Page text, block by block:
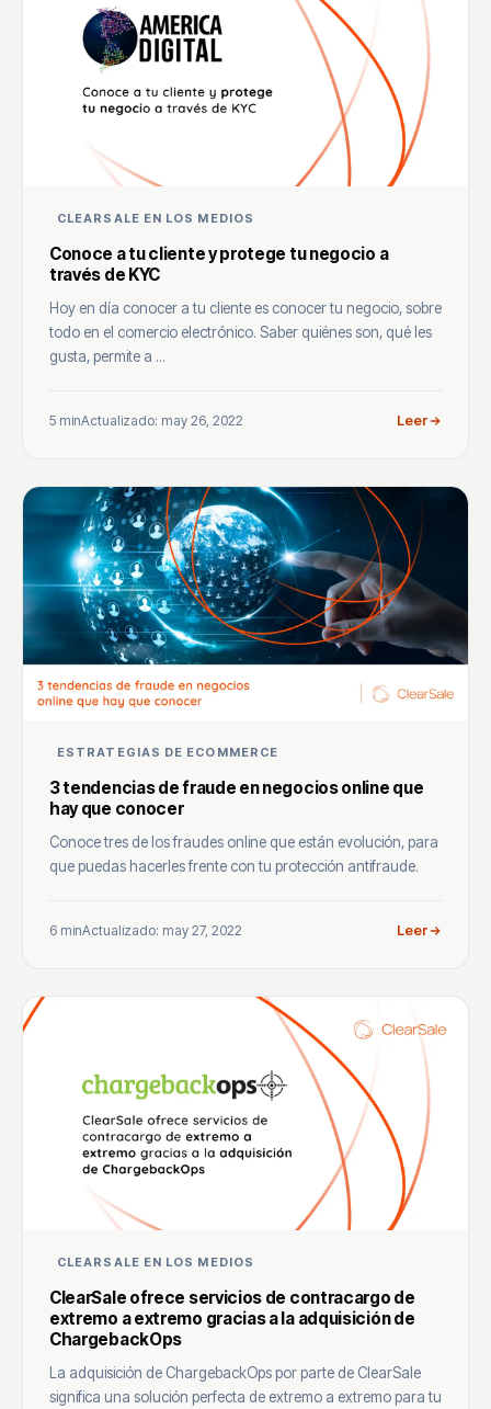
CLEARSALE EN LOS MEDIOS
Conoce a tu cliente y protege tu negocio a
través de KYC
Hoy en día conocer a tu cliente es conocer tu negocio, sobre
todo en el comercio electrónico. Saber quiénes son, qué les
gusta, permite a ...
5 minActualizado: may 26, 2022 Leer
ESTRATEGIAS DE ECOMMERCE
3 tendencias de fraude en negocios online que
hay que conocer
Conoce tres de los fraudes online que están evolución, para
que puedas hacerles frente con tu protección antifraude.
6 minActualizado: may 27, 2022 Leer
CLEARSALE EN LOS MEDIOS
ClearSale ofrece servicios de contracargo de
extremo a extremo gracias a la adquisición de
ChargebackOps
La adquisición de ChargebackOps por parte de ClearSale
significa una solución perfecta de extremo a extremo para tu